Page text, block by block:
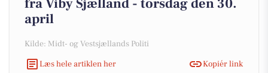
fra Viby Sjælland - torsdag den 30.
april
Kilde: Midt- og Vestsjællands Politi
Læs hele artiklen her
Kopiér link